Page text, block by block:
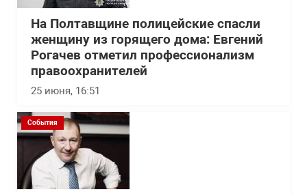
На Полтавщине полицейские спасли
женщину из горящего дома: Евгений
Рогачев отметил профессионализм
правоохранителей
25 июня, 16:51
События